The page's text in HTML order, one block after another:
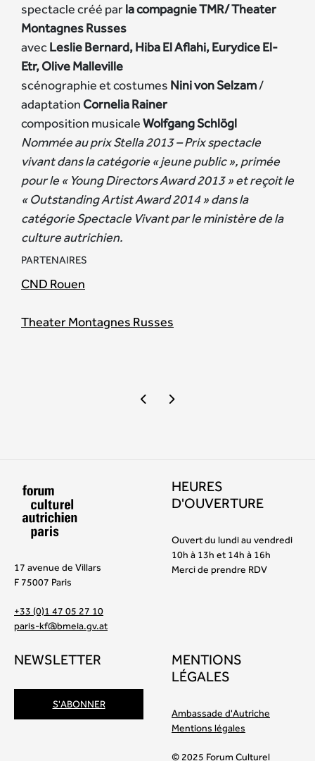
spectacle créé parla compagnie TMR/ Theater
Montagnes Russes
avecLeslie Bernard, Hiba El Aflahi, Eurydice El-
Etr, Olive Malleville
scénographie et costumes Nini von Selzam/
adaptationCornelia Rainer
composition musicaleWolfgang Schlögl
Nommée au prix Stella 2013 – Prix spectacle
vivant dans la catégorie « jeune public », primée
pour le « Young Directors Award 2013 » et reçoit le
« Outstanding Artist Award 2014 » dans la
catégorie Spectacle Vivant par le ministère de la
culture autrichien.
PARTENAIRES
CND Rouen
Theater Montagnes Russes
17 avenue de Villars
F 75007 Paris
+33 (0)1 47 05 27 10
paris-kf@bmeia.gv.at
HEURES
D'OUVERTURE
Ouvert du lundi au vendredi
10h à 13h et 14h à 16h
Merci de prendre RDV
NEWSLETTER
S'ABONNER
MENTIONS
LÉGALES
Ambassade d'Autriche
Mentions légales
© 2025 Forum Culturel